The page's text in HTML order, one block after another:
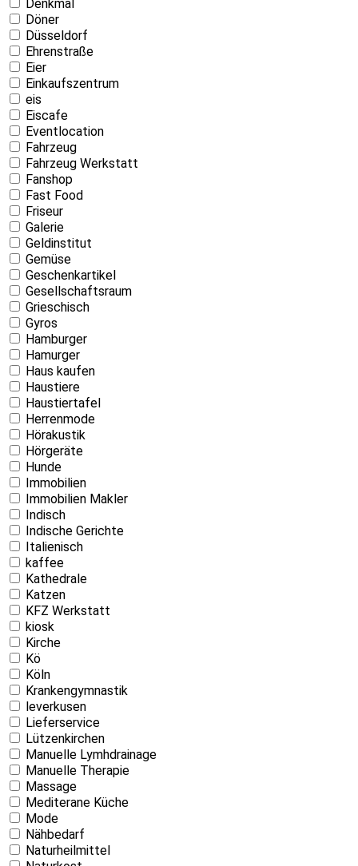
Denkmal
Döner
Düsseldorf
Ehrenstraße
Eier
Einkaufszentrum
eis
Eiscafe
Eventlocation
Fahrzeug
Fahrzeug Werkstatt
Fanshop
Fast Food
Friseur
Galerie
Geldinstitut
Gemüse
Geschenkartikel
Gesellschaftsraum
Grieschisch
Gyros
Hamburger
Hamurger
Haus kaufen
Haustiere
Haustiertafel
Herrenmode
Hörakustik
Hörgeräte
Hunde
Immobilien
Immobilien Makler
Indisch
Indische Gerichte
Italienisch
kaffee
Kathedrale
Katzen
KFZ Werkstatt
kiosk
Kirche
Kö
Köln
Krankengymnastik
leverkusen
Lieferservice
Lützenkirchen
Manuelle Lymhdrainage
Manuelle Therapie
Massage
Mediterane Küche
Mode
Nähbedarf
Naturheilmittel